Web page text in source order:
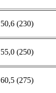
50,6 (230)
55,0 (250)
60,5 (275)